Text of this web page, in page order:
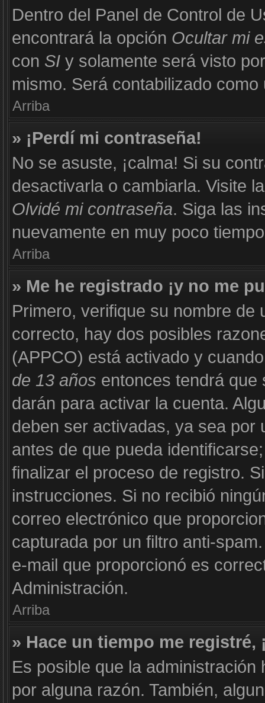
Dentro del Panel de Control de
encontrará la opción Ocultar mi
con SI y solamente será visto
mismo. Será contabilizado
Arriba
» ¡Perdí mi contraseña!
No se asuste, ¡calma! Si su
desactivarla o cambiarla. Visite
Olvidé mi contraseña. Siga las
nuevamente en muy poco
Arriba
» Me he registrado ¡y no me
Primero, verifique su nombre
correcto, hay dos posibles
(APPCO) está activado y
de 13 años entonces tendrá que
darán para activar la cuenta.
deben ser activadas, ya sea por
antes de que pueda
finalizar el proceso de registro.
instrucciones. Si no recibió
correo electrónico que
capturada por un filtro anti-
e-mail que proporcionó es
Administración.
Arriba
» Hace un tiempo me
Es posible que la
por alguna razón. También,